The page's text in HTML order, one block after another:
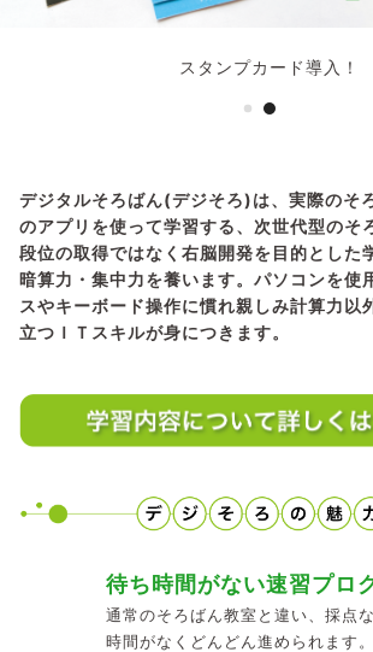
スタンプカード導入！
デジタルそろばん(デジそろ)は、実際のそ
のアプリを使って学習する、次世代型のそ
段位の取得ではなく右脳開発を目的とした
暗算力・集中力を養います。パソコンを使
スやキーボード操作に慣れ親しみ計算力以
立つＩＴスキルが身につきます。
待ち時間がない速習プロ
通常のそろばん教室と違い、採点
時間がなくどんどん進められます